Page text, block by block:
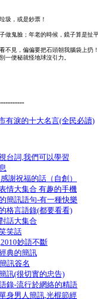
圾，或是鈔票！
做鬼臉；年老的時候，鏡子算是扯平
不見，偏偏要把石頭朝我腦袋上扔！
一便秘就怪地球沒引力。
有淚的十大名言(全民必讀)
台詞,我們可以學習
謝祝福的話（自創）
情大集合 有趣的手機
簡訊語句-有一種快樂
格言語錄(都要看看)
話大集合
笑話
妙語不斷
典的簡訊
訊簽名
訊(很切實的忠告)
錄-流行於網絡的精語
身男人簡訊,光棍節經